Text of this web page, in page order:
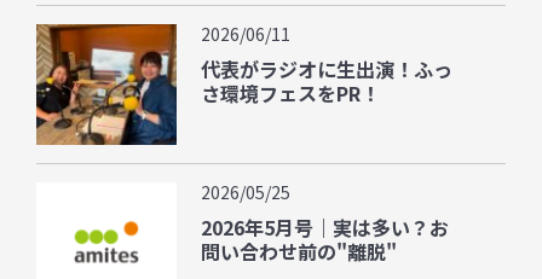
2026/06/11
代表がラジオに生出演！ふっ
さ環境フェスをPR！
2026/05/25
2026年5月号｜実は多い？お
問い合わせ前の"離脱"